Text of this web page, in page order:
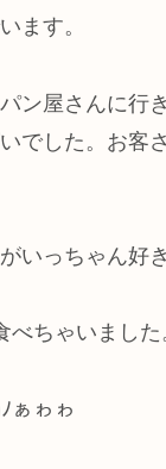
ます。
ン屋さんに行
でした。お客
いっちゃん好
べちゃいました
ぁゎゎ